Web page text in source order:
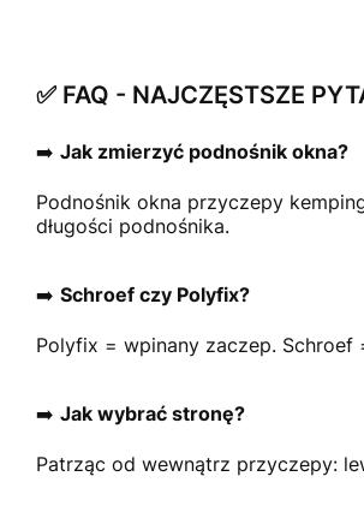
✅ FAQ - NAJCZĘSTSZE
➡️ Jak zmierzyć podnośnik okna?
Podnośnik okna przyczepy
długości podnośnika.
➡️ Schroef czy Polyfix?
Polyfix = wpinany zaczep. Schroef
➡️ Jak wybrać stronę?
Patrząc od wewnątrz przyczepy: